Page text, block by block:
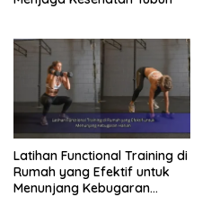
Latihan Functional Training di
Rumah yang Efektif untuk
Menunjang Kebugaran